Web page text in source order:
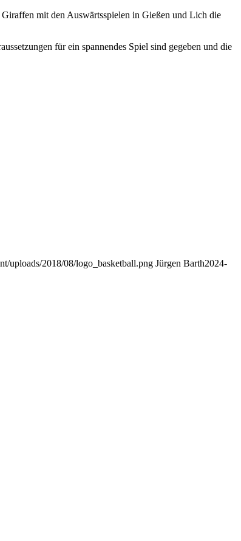
mit den Auswärtsspielen in Gießen und Lich die
für ein spannendes Spiel sind gegeben und die
uploads/2018/08/logo_basketball.png Jürgen Barth2024-